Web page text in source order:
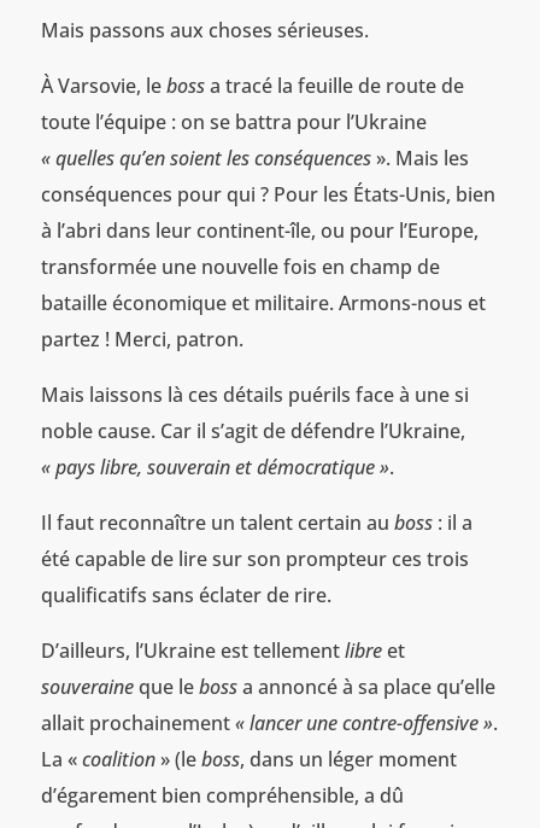
Mais passons aux choses sérieuses.
À Varsovie, lebossa tracé la feuille de route de
toute l’équipe : on se battra pour l’Ukraine
« quelles qu’en soient les conséquences». Mais les
conséquences pour qui ? Pour les États-Unis, bien
à l’abri dans leur continent-île, ou pour l’Europe,
transformée une nouvelle fois en champ de
bataille économique et militaire. Armons-nous et
partez ! Merci, patron.
Mais laissons là ces détails puérils face à une si
noble cause. Car il s’agit de défendre l’Ukraine,
« pays libre, souverain et démocratique ».
Il faut reconnaître un talent certain au boss: il a
été capable de lire sur son prompteur ces trois
qualificatifs sans éclater de rire.
D’ailleurs, l’Ukraine est tellementlibre et
souveraineque lebossa annoncé à sa place qu’elle
allait prochainement« lancer une contre-offensive ».
La «coalition» (leboss, dans un léger moment
d’égarement bien compréhensible, a dû